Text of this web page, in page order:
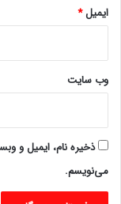
ایمیل*
وب‌ سایت
ذخیره نام، ایمیل و
می‌نویسم.